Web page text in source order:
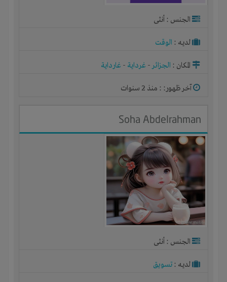
الجنس : أنثى
لديـه : الوقت
المكان : الجزائر- غرداية - غارداية
آخر ظهور: : منذ 2 سنوات
Soha Abdelrahman
الجنس : أنثى
لديـه : تسويق